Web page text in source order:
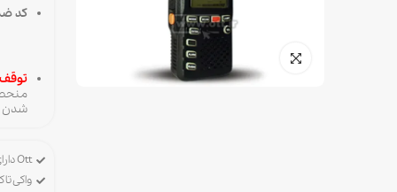
کد
توقف
شدن
Ott دارای پروانه ورود، خرید و فروش تجهیزات رادیویی
واکی